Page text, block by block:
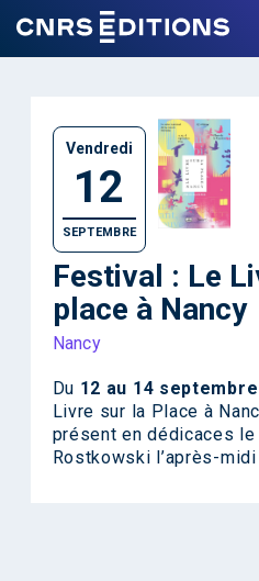
Vendredi
12
SEPTEMBRE
Festival : Le
place à Nancy
Nancy
Du 12 au 14 septembre
Livre sur la Place à
présent en dédicaces
Rostkowski l’après-